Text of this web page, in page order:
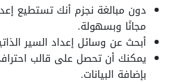
دون مبالغة نجزم أنك تستطيع
مجانًا وبسهولة.
أبحث عن وسائل إعداد السير
يمكنك أن تحصل على قالب
بإضافة البيانات.